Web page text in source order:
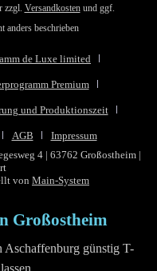
zzgl. Versandkostenund ggf.
anders beschrieben
de Luxe limited
Premium
und Produktionszeit
AGB
Impressum
4 | 63762 Großostheim |
von Main-System
Großostheim
Aschaffenburg günstig T-